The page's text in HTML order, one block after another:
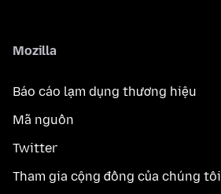
Mozilla
Báo cáo lạm dụng thương hiệu
Mã nguồn
Twitter
Tham gia cộng đồng của chúng tôi